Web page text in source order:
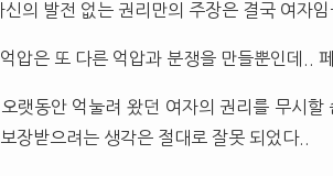
신의 발전 없는 권리만의 주장은 결국 여자
압은 또 다른 억압과 분쟁을 만들뿐인데..
랫동안 억눌려 왔던 여자의 권리를 무시
장받으려는 생각은 절대로 잘못 되었다..